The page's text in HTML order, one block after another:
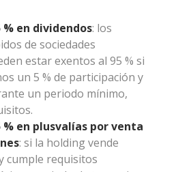
% en dividendos: los
de sociedades
estar exentos al 95 % si
un 5 % de participación y
un periodo mínimo,
% en plusvalías por venta
: si la holding vende
cumple requisitos